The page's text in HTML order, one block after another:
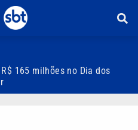
165 milhões no Dia dos